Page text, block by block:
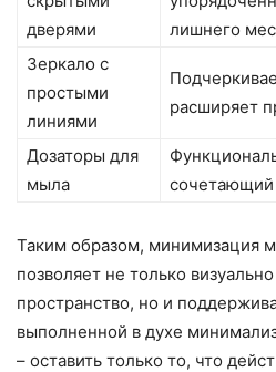
дверями
лишнего
Зеркало с
простыми
линиями
расширяет
Дозаторы для
мыла
сочетающий
Таким образом, минимизация
позволяет не только
пространство, но и
выполненной в духе
– оставить только то, что